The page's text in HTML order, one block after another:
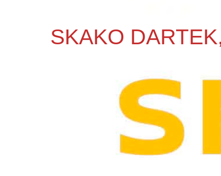
SKAKO